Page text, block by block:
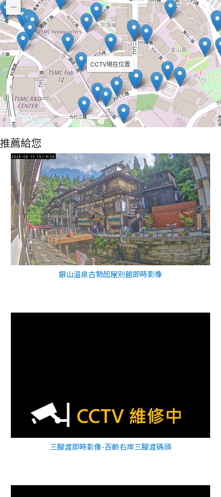
CCTV現在位置
−
推薦給您
銀山温泉古勢起屋別館即時影像
三腳渡即時影像-百齡右岸三腳渡碼頭